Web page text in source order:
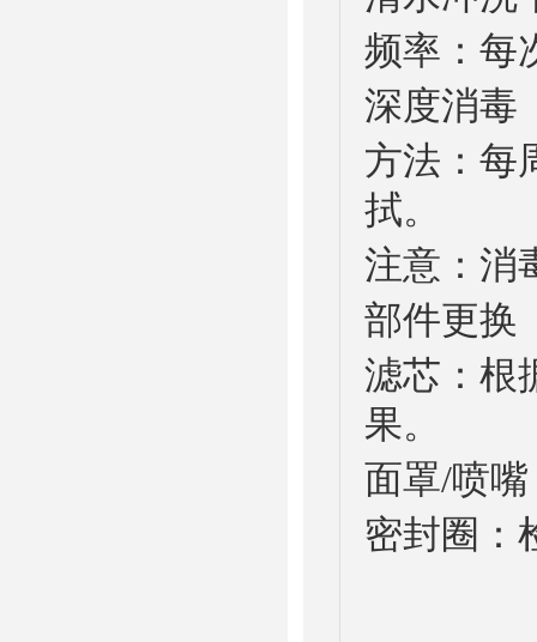
频率：每
深度消毒
方法：每
拭。
注意：消
部件更换
滤芯：根
果。
面罩/喷
密封圈：